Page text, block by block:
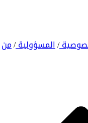
/ المسؤولية/ من